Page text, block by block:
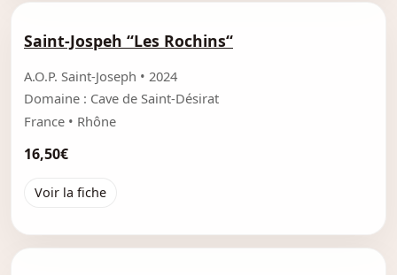
Saint-Jospeh “Les Rochins“
A.O.P. Saint-Joseph • 2024
Domaine : Cave de Saint-Désirat
France • Rhône
16,50€
Voir la fiche